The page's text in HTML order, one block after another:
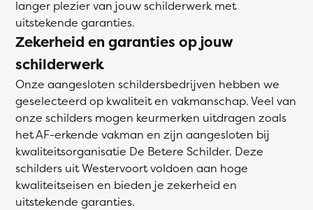
langer plezier van jouw schilderwerk met
uitstekende garanties.
Zekerheid en garanties op jouw
schilderwerk
Onze aangesloten schildersbedrijven hebben we
geselecteerd op kwaliteit en vakmanschap. Veel van
onze schilders mogen keurmerken uitdragen zoals
het AF-erkende vakman en zijn aangesloten bij
kwaliteitsorganisatie De Betere Schilder. Deze
schilders uit Westervoort voldoen aan hoge
kwaliteitseisen en bieden je zekerheid en
uitstekende garanties.